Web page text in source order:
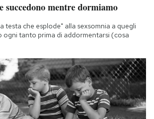
succedono mentre dormiamo
testa che esplode" alla sexsomnia a quegli
ogni tanto prima di addormentarsi (cosa